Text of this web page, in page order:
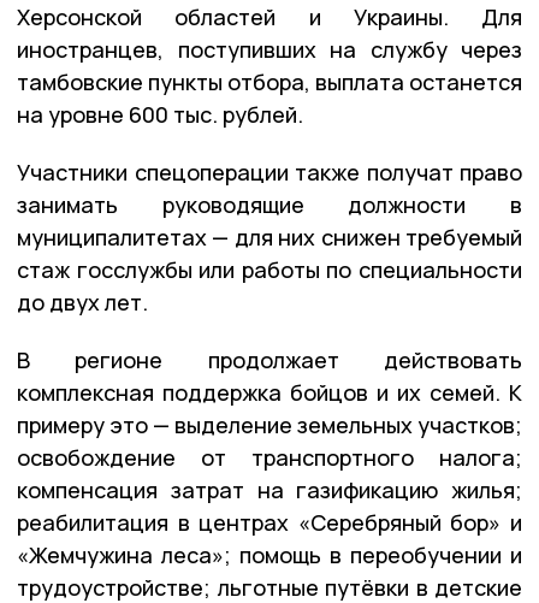
Херсонской областей и Украины. Для
иностранцев, поступивших на службу через
тамбовские пункты отбора, выплата останется
на уровне 600 тыс. рублей.
Участники спецоперации также получат право
занимать руководящие должности в
муниципалитетах — для них снижен требуемый
стаж госслужбы или работы по специальности
до двух лет.
В регионе продолжает действовать
комплексная поддержка бойцов и их семей. К
примеру это — выделение земельных участков;
освобождение от транспортного налога;
компенсация затрат на газификацию жилья;
реабилитация в центрах «Серебряный бор» и
«Жемчужина леса»; помощь в переобучении и
трудоустройстве; льготные путёвки в детские